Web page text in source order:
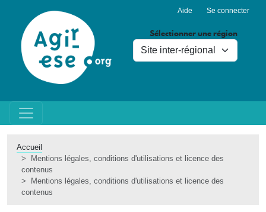
Aller au contenu principal
Aide Se connecter
Sélectionner une région
Accueil
Mentions légales, conditions d'utilisations et licence des
contenus
Mentions légales, conditions d'utilisations et licence des
contenus